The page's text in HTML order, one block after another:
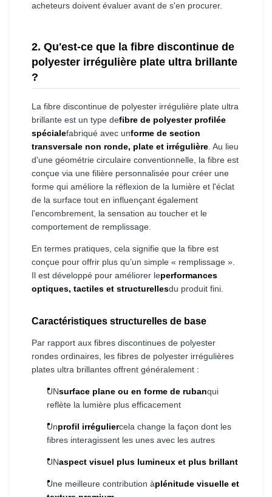
acheteurs doivent évaluer avant de s'en procurer.
2. Qu'est-ce que la fibre discontinue de
polyester irrégulière plate ultra brillante
?
La fibre discontinue de polyester irrégulière plate ultra
brillante est un type defibre de polyester profilée
spécialefabriqué avec unforme de section
transversale non ronde, plate et irrégulière . Au lieu
d'une géométrie circulaire conventionnelle, la fibre est
conçue via une filière personnalisée pour créer une
forme qui améliore la réflexion de la lumière et l'éclat
de la surface tout en influençant également
l'encombrement, la sensation au toucher et le
comportement de remplissage.
En termes pratiques, cela signifie que la fibre est
conçue pour offrir plus qu’un simple « remplissage ».
Il est développé pour améliorer leperformances
optiques, tactiles et structurellesdu produit fini.
Caractéristiques structurelles de base
Par rapport aux fibres discontinues de polyester
rondes ordinaires, les fibres de polyester irrégulières
plates ultra brillantes offrent généralement :
UNsurface plane ou en forme de rubanqui
reflète la lumière plus efficacement
Unprofil irréguliercela change la façon dont les
fibres interagissent les unes avec les autres
UNaspect visuel plus lumineux et plus brillant
Une meilleure contribution àplénitude visuelle et